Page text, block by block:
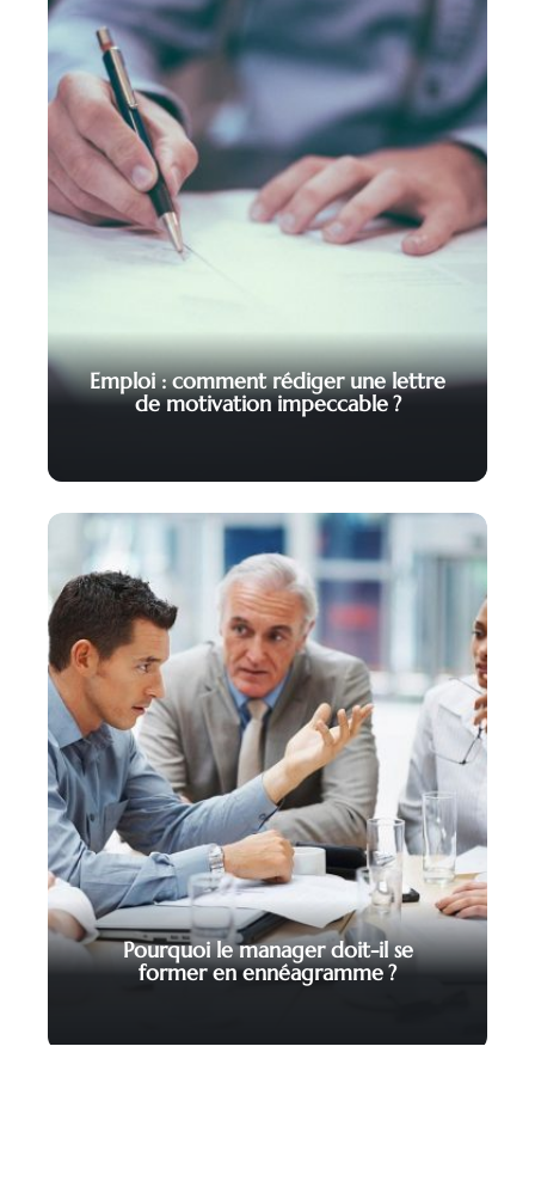
Emploi : comment rédiger une lettre
de motivation impeccable ?
Pourquoi le manager doit-il se
former en ennéagramme ?